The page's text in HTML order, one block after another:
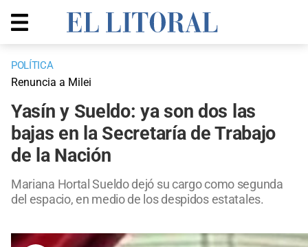
POLÍTICA
Renuncia a Milei
Yasín y Sueldo: ya son dos las
bajas en la Secretaría de Trabajo
de la Nación
Mariana Hortal Sueldo dejó su cargo como segunda
del espacio, en medio de los despidos estatales.